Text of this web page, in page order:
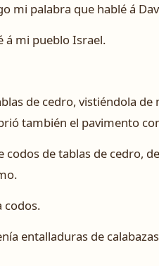
mi palabra que hablé á
á mi pueblo Israel.
de cedro, vistiéndola
también el pavimento
de tablas de cedro,
codos.
entalladuras de